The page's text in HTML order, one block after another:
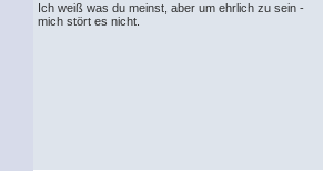
Ich weiß was du meinst, aber um ehrlich zu sein -
mich stört es nicht.